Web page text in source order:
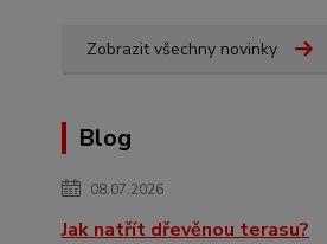
Zobrazit všechny novinky
Blog
08.07.2026
Jak natřít dřevěnou terasu?